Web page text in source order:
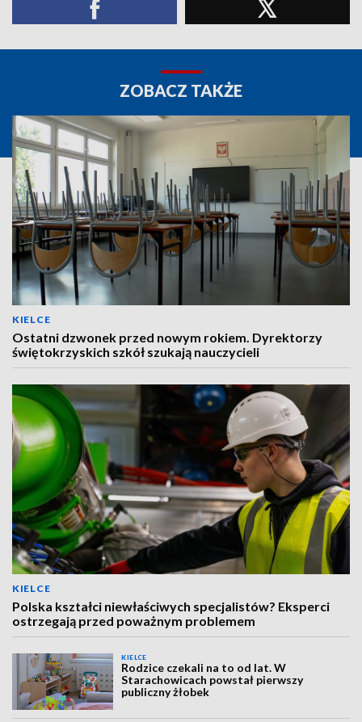
ZOBACZ TAKŻE
KIELCE
Ostatni dzwonek przed nowym rokiem. Dyrektorzy
świętokrzyskich szkół szukają nauczycieli
KIELCE
Polska kształci niewłaściwych specjalistów? Eksperci
ostrzegają przed poważnym problemem
KIELCE
Rodzice czekali na to od lat. W
Starachowicach powstał pierwszy
publiczny żłobek